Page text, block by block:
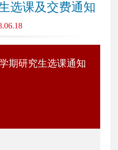
选课及交费通知
期研究生选课通知